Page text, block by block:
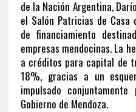
de la Nación Argentina,
el Salón Patricias de Casa
de financiamiento
empresas mendocinas. La
a créditos para capital de
18%, gracias a un
impulsado
Gobierno de Mendoza.